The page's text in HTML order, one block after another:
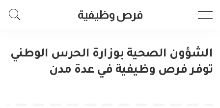
فرص وظيفية
الشؤون الصحية بوزارة الحرس الوطني
توفر فرص وظيفية في عدة مدن